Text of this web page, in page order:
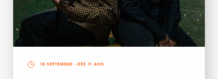
18 SEPTEMBRE - DÈS 11 ANS